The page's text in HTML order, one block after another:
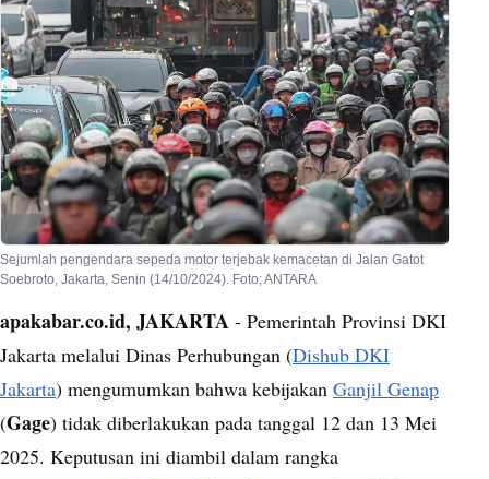
Sejumlah pengendara sepeda motor terjebak kemacetan di Jalan Gatot
Soebroto, Jakarta, Senin (14/10/2024). Foto; ANTARA
apakabar.co.id, JAKARTA - Pemerintah Provinsi DKI
Jakarta melalui Dinas Perhubungan (Dishub DKI
Jakarta) mengumumkan bahwa kebijakan Ganjil Genap
(Gage) tidak diberlakukan pada tanggal 12 dan 13 Mei
2025. Keputusan ini diambil dalam rangka